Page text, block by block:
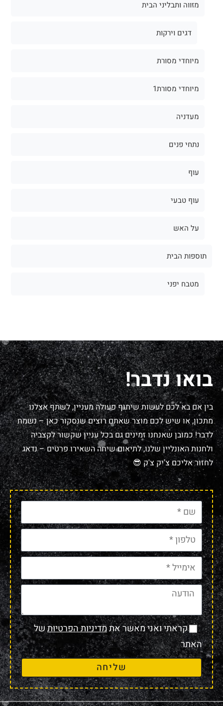
מזווה ותבליני הבית
דגים וירקות
מיוחדי מסורת
מיוחדי מסורת1
מעדניה
נתחי פנים
עוף
עוף טבעי
על האש
תוספות הבית
מטבח יפני
בואו נדבר!
בין אם בא לכם לעשות שיתוף פעולה מעניין, לשתף אצלנו
מתכון, או שיש לכם מוצר שאתם רוצים שנסקור כאן – נשמח
לדבר! כמובן שאנחנו זמינים גם בכל עניין שקשור לקצביה
ולחנות האונליין שלנו, לתיאום שיחה השאירו פרטים – נדאג
לחזור אליכם צ'יק צ'ק 😎
קראתי ואני מאשר אתמדיניות הפרטיותשל
האתר
שליחה